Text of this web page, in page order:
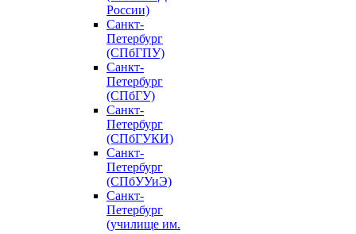
России)
Санкт-
Петербург
(СПбГПУ)
Санкт-
Петербург
(СПбГУ)
Санкт-
Петербург
(СПбГУКИ)
Санкт-
Петербург
(СПбУУиЭ)
Санкт-
Петербург
(училище им.